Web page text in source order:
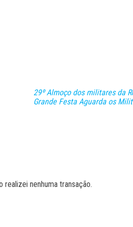
29º Almoço dos militares da
Grande Festa Aguarda os
nenhuma transação.